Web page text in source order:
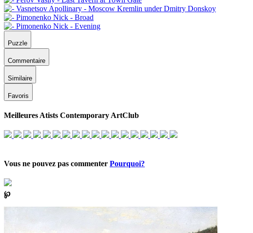
Puzzle
Commentaire
Similaire
Favoris
Meilleures Atists Contemporary ArtClub
Vous ne pouvez pas commenter Pourquoi?
℘